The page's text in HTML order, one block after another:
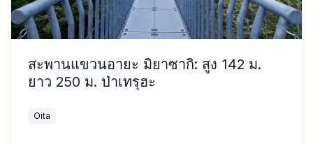
สะพานแขวนอายะ มิยาซากิ: สูง 142 ม.
ยาว 250 ม. ป่าเทรุฮะ
Oita